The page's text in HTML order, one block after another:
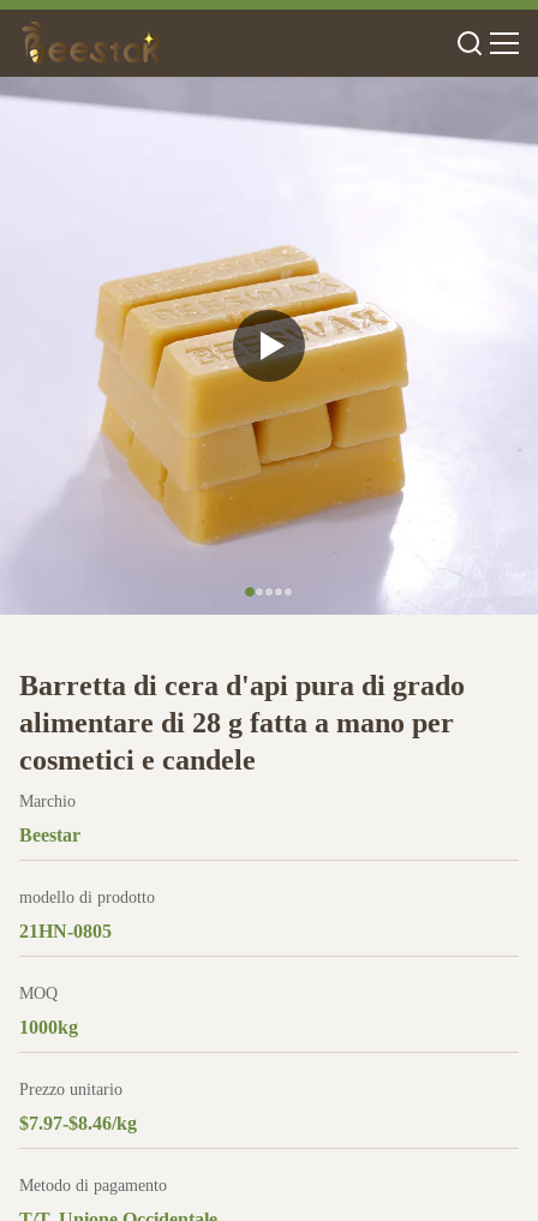
Barretta di cera d'api pura di grado
alimentare di 28 g fatta a mano per
cosmetici e candele
Marchio
Beestar
modello di prodotto
21HN-0805
MOQ
1000kg
Prezzo unitario
$7.97-$8.46/kg
Metodo di pagamento